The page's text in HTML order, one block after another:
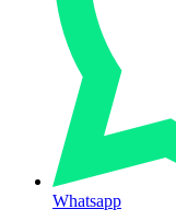
Whatsapp